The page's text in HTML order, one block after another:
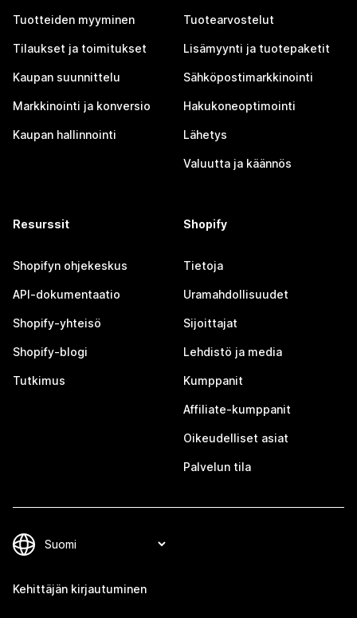
Tuotteiden myyminen
Tilaukset ja toimitukset
Kaupan suunnittelu
Markkinointi ja konversio
Kaupan hallinnointi
Tuotearvostelut
Lisämyynti ja tuotepaketit
Sähköpostimarkkinointi
Hakukoneoptimointi
Lähetys
Valuutta ja käännös
Resurssit
Shopifyn ohjekeskus
API-dokumentaatio
Shopify-yhteisö
Shopify-blogi
Tutkimus
Shopify
Tietoja
Uramahdollisuudet
Sijoittajat
Lehdistö ja media
Kumppanit
Affiliate-kumppanit
Oikeudelliset asiat
Palvelun tila
Kehittäjän kirjautuminen